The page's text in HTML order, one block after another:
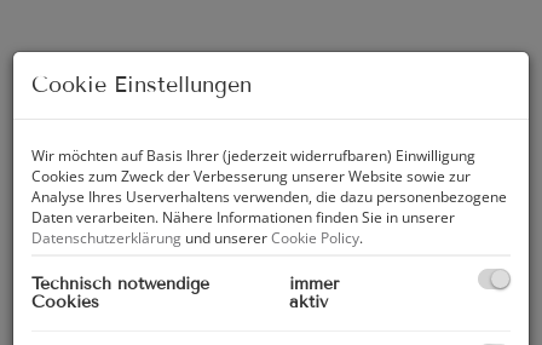
Freizeit am Wörthersee
IHR GARTEN(T)RAUM | 3-Zimmerwohnung mit
Wohnküche auf einem Top Grundriss und großem
Cookie Einstellungen
Wir möchten auf Basis Ihrer (jederzeit widerrufbaren) Einwilligung
Cookies zum Zweck der Verbesserung unserer Website sowie zur
Analyse Ihres Userverhaltens verwenden, die dazu personenbezogene
Daten verarbeiten. Nähere Informationen finden Sie in unserer
Datenschutzerklärung und unsererCookie Policy.
Technisch notwendige
Cookies
immer
aktiv